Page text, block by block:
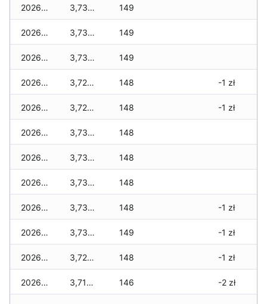
2026-05-22 3,730 zł 149
2026-05-21 3,730 zł 149
2026-05-20 3,730 zł 149
2026-05-19 3,720 zł 148 -1 zł
2026-05-18 3,720 zł 148 -1 zł
2026-05-17 3,730 zł 148
2026-05-16 3,730 zł 148
2026-05-15 3,730 zł 148
2026-05-14 3,730 zł 148 -1 zł
2026-05-13 3,730 zł 149 -1 zł
2026-05-12 3,720 zł 148 -1 zł
2026-05-09 3,710 zł 146 -2 zł